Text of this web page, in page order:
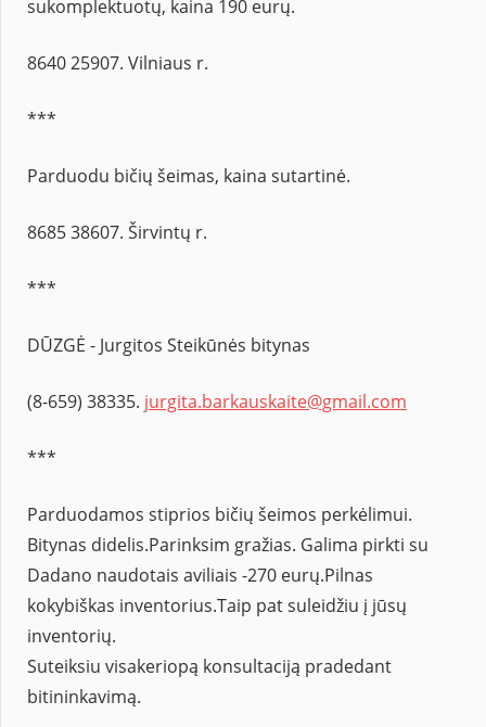
sukomplektuotų, kaina 190 eurų.
8640 25907. Vilniaus r.
***
Parduodu bičių šeimas, kaina sutartinė.
8685 38607. Širvintų r.
***
DŪZGĖ - Jurgitos Steikūnės bitynas
(8-659) 38335. jurgita.barkauskaite@gmail.com
***
Parduodamos stiprios bičių šeimos perkėlimui.
Bitynas didelis.Parinksim gražias. Galima pirkti su
Dadano naudotais aviliais -270 eurų.Pilnas
kokybiškas inventorius.Taip pat suleidžiu į jūsų
inventorių.
Suteiksiu visakeriopą konsultaciją pradedant
bitininkavimą.